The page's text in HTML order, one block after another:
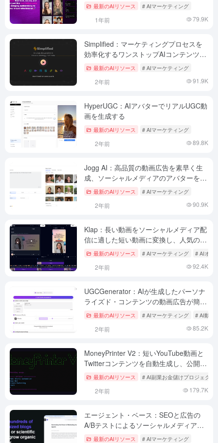
最新のAIリソース # AIマーケティング
1年前 79.9K
Simplified：マーケティングプロセスを
効率化するワンストップAIコンテンツマ
ーケティングツール
最新のAIリソース # AIマーケティング
2年前 91.9K
HyperUGC：AIアバターでリアルUGC動
画を生成する
最新のAIリソース # AIマーケティング
2年前 89.8K
Jogg AI：高品質の動画広告を素早く生
成、ソーシャルメディアのアバターを生
成 最新のAIリソース # AIマーケティング
2年前 90.9K
Klap：長い動画をソーシャルメディア配
信に適した短い動画に変換し、人気のシ
ョートフィルムを簡単に作成できます。
最新のAIリソース # AIマーケティング # AIオー
2年前 92.4K
UGCGenerator：AIが生成したパーソナ
ライズド・コンテンツの動画広告が簡単
にバイラル化
最新のAIリソース # AIマーケティング # AI動画
2年前 85.2K
MoneyPrinter V2：短いYouTube動画と
Twitterコンテンツを自動生成し、公開す
る 最新のAIリソース # AI副業お金儲けプロジェクト
2年前 179.7K
エージェント・ベース：SEOと広告の
A/Bテストによるソーシャルメディア広
告配信の最適化
最新のAIリソース # AIマーケティング